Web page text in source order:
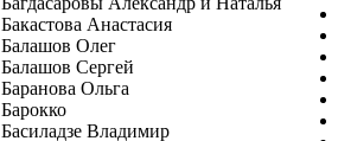
Бакастова Анастасия
Балашов Олег
Балашов Сергей
Баранова Ольга
Барокко
Басиладзе Владимир